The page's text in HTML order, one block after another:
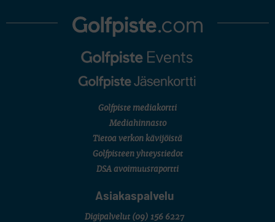
Golfpiste mediakortti
Mediahinnasto
Tietoa verkon kävijöistä
Golfpisteen yhteystiedot
DSA avoimuusraportti
Asiakaspalvelu
Digipalvelut (09) 156 6227